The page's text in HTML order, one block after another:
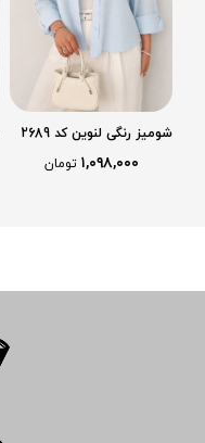
شومیز رنگی لنوین کد 2689
۱,۰۹۸,۰۰۰ تومان